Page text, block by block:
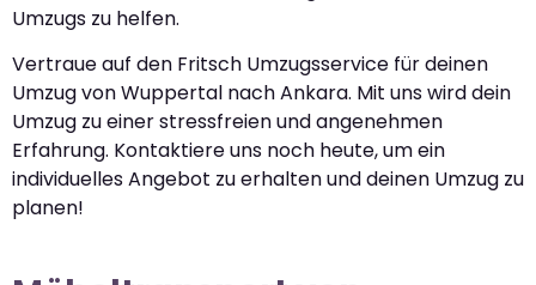
Umzugs zu helfen.
Vertraue auf den Fritsch Umzugsservice für deinen
Umzug von Wuppertal nach Ankara. Mit uns wird dein
Umzug zu einer stressfreien und angenehmen
Erfahrung. Kontaktiere uns noch heute, um ein
individuelles Angebot zu erhalten und deinen Umzug zu
planen!